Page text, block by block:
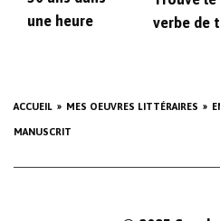
ACCUEIL MES OEUVRES LITTÉRAIRES
MANUSCRIT
une heure
verbe de